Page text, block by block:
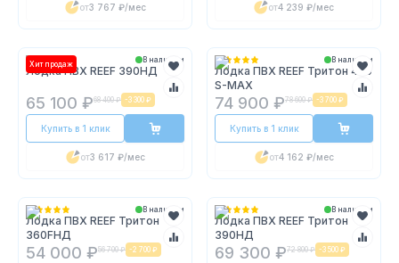
от3 767 ₽/мес от4 239 ₽/мес
Хит продаж В наличии
Лодка ПВХ REEF 390НД
65 100 ₽68 400 ₽ -3 300 ₽
Купить в 1 клик
от3 617 ₽/мес
В наличии
Лодка ПВХ REEF Тритон 400
S-MAX
74 900 ₽78 600 ₽ -3 700 ₽
Купить в 1 клик
от4 162 ₽/мес
В наличии
Лодка ПВХ REEF Тритон
360FНД
54 000 ₽56 700 ₽ -2 700 ₽
В наличии
Лодка ПВХ REEF Тритон
390НД
69 300 ₽72 800 ₽ -3 500 ₽